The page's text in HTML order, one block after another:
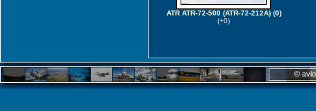
ATR ATR-72-500 (ATR-72-212A)(0)
(+0)
©